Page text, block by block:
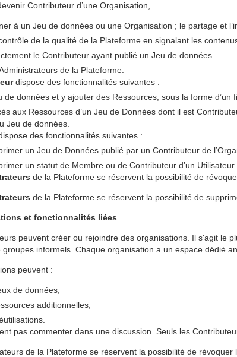
Contributeur d’une Organisation,
à un Jeu de données ou une Organisation ; le partage et
de la qualité de la Plateforme en signalant les
le Contributeur ayant publié un Jeu de données.
de la Plateforme.
dispose des fonctionnalités suivantes :
de données et y ajouter des Ressources, sous la forme d’un
aux Ressources d’un Jeu de Données dont il est
Jeu de données.
des fonctionnalités suivantes :
un Jeu de Données publié par un Contributeur de
un statut de Membre ou de Contributeur d’un
de la Plateforme se réservent la possibilité de
de la Plateforme se réservent la possibilité de
et fonctionnalités liées
peuvent créer ou rejoindre des organisations. Il s'agit le
informels. Chaque organisation a un espace dédié
peuvent :
de données,
additionnelles,
pas commenter dans une discussion. Seuls les
de la Plateforme se réservent la possibilité de